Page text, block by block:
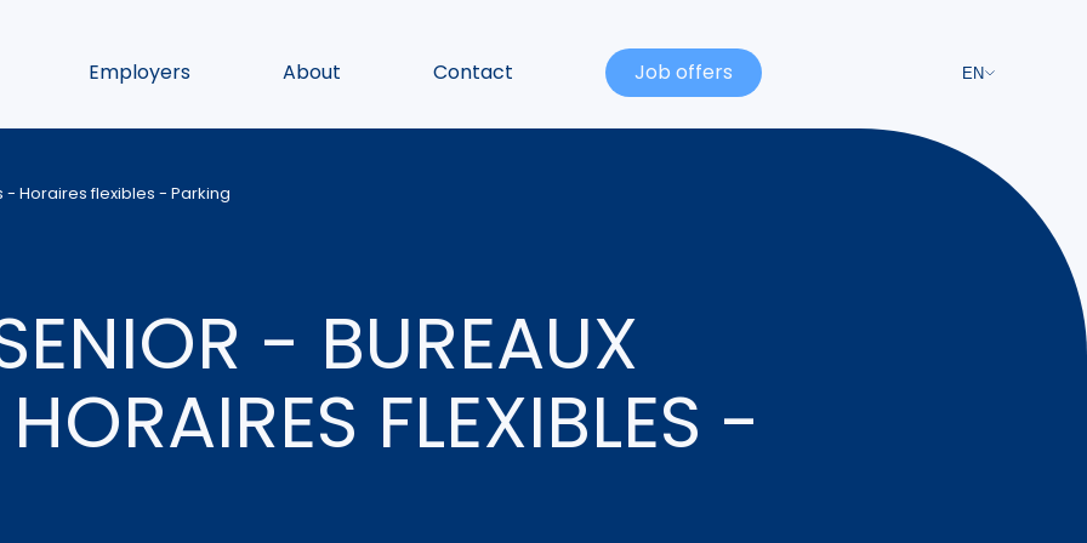
Employers About Contact Job offers EN
Horaires flexibles - Parking
- BUREAUX
FLEXIBLES -